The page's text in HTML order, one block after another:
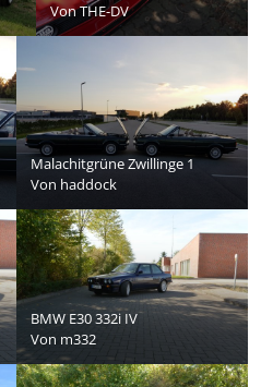
VonTHE-DV
Malachitgrüne Zwillinge 1
Von haddock
BMW E30 332i IV
Von m332